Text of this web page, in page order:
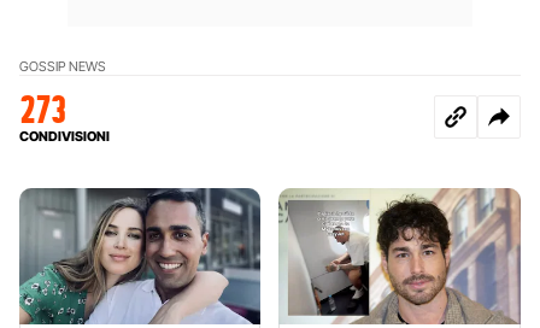
GOSSIP NEWS
273
CONDIVISIONI